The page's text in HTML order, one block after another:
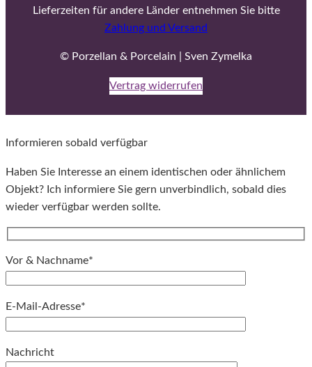
Lieferzeiten für andere Länder entnehmen Sie bitte
Zahlung und Versand
© Porzellan & Porcelain | Sven Zymelka
Vertrag widerrufen
Informieren sobald verfügbar
Haben Sie Interesse an einem identischen oder ähnlichem
Objekt? Ich informiere Sie gern unverbindlich, sobald dies
wieder verfügbar werden sollte.
Vor & Nachname*
E-Mail-Adresse*
Nachricht